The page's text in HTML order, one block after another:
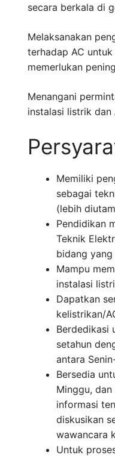
secara berkala di
Melaksanakan
terhadap AC
memerlukan
Menangani
instalasi listrik dan
Memiliki
sebagai
(lebih
Pendidikan
Teknik
bidang yang
Mampu
instalasi
Dapatkan
kelistrikan/
Berdedikasi
setahun
antara
Bersedia
Minggu,
informasi
diskusikan
wawancara
Untuk